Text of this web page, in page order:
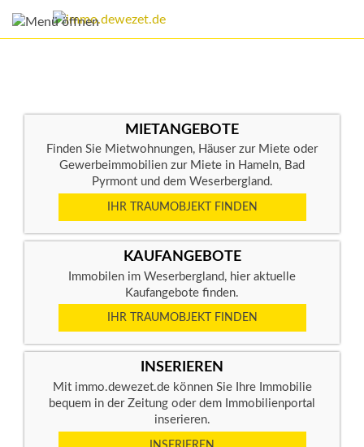
MIETANGEBOTE
Finden Sie Mietwohnungen, Häuser zur Miete oder
Gewerbeimmobilien zur Miete in Hameln, Bad
Pyrmont und dem Weserbergland.
IHR TRAUMOBJEKT FINDEN
KAUFANGEBOTE
Immobilen im Weserbergland, hier aktuelle
Kaufangebote finden.
IHR TRAUMOBJEKT FINDEN
INSERIEREN
Mit immo.dewezet.de können Sie Ihre Immobilie
bequem in der Zeitung oder dem Immobilienportal
inserieren.